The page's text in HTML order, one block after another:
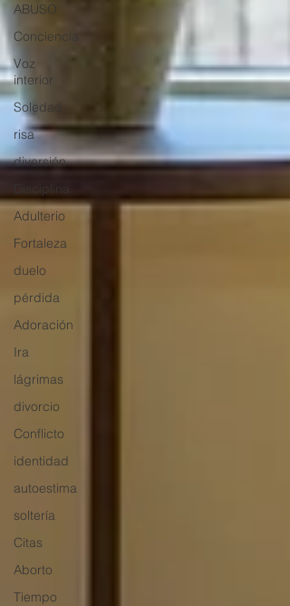
ABUSO
Conciencia
Voz
interior
Soledad
risa
diversión
Adulterio
Fortaleza
duelo
pérdida
Adoración
Ira
lágrimas
divorcio
Conflicto
identidad
autoestima
soltería
Citas
Aborto
Tiempo